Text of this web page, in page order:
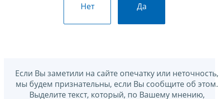
Нет Да
Если Вы заметили на сайте опечатку или неточность,
мы будем признательны, если Вы сообщите об этом.
Выделите текст, который, по Вашему мнению,